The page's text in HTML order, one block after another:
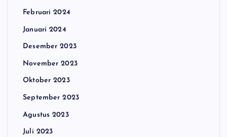
Februari 2024
Januari 2024
Desember 2023
November 2023
Oktober 2023
September 2023
Agustus 2023
Juli 2023